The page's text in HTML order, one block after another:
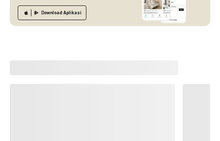
Download Aplikasi